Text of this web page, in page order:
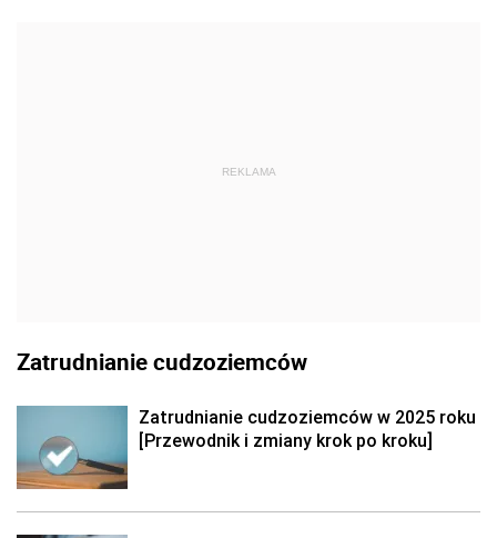
REKLAMA
Zatrudnianie cudzoziemców
Zatrudnianie cudzoziemców w 2025 roku
[Przewodnik i zmiany krok po kroku]